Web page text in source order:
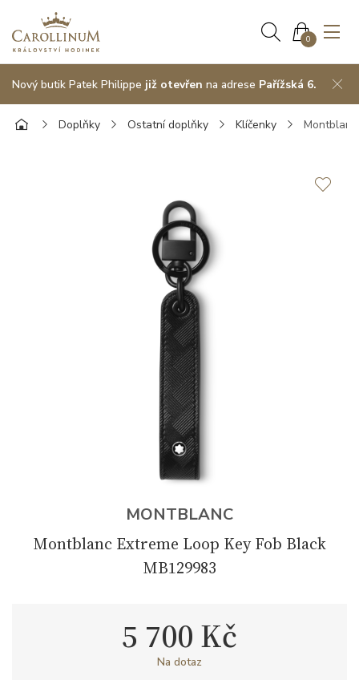
0
Nový butik Patek Philippe již otevřen na adrese Pařížská 6.
Doplňky Ostatní doplňky Klíčenky
MONTBLANC
Montblanc Extreme Loop Key Fob Black
MB129983
5 700 Kč
Na dotaz